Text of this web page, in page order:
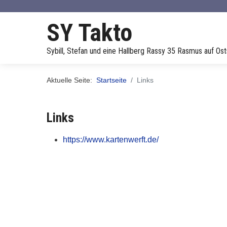
SY Takto
Sybill, Stefan und eine Hallberg Rassy 35 Rasmus auf
Aktuelle Seite: Startseite Links
Links
https://www.kartenwerft.de/